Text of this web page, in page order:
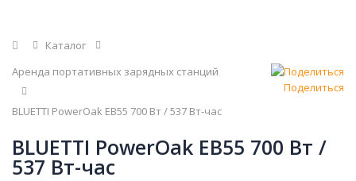
Главная
Каталог
Аренда портативных зарядных станций
BLUETTI PowerOak EB55 700 Вт / 537 Вт-час
Поделиться
BLUETTI PowerOak EB55 700 Вт /
537 Вт-час